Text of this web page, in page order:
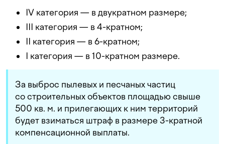
IV категория — в двукратном размере;
III категория — в 4-кратном;
II категория — в 6-кратном;
I категория — в 10-кратном размере.
За выброс пылевых и песчаных частиц
со строительных объектов площадью свыше
500 кв. м. и прилегающих к ним территорий
будет взиматься штраф в размере 3-кратной
компенсационной выплаты.